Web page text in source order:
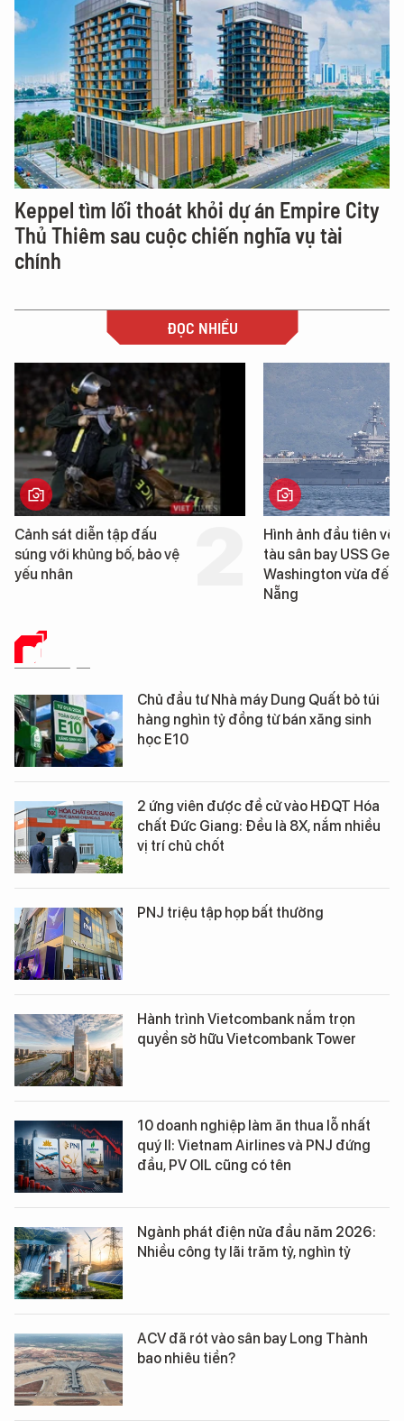
Keppel tìm lối thoát khỏi dự án Empire City
Thủ Thiêm sau cuộc chiến nghĩa vụ tài
chính
ĐỌC NHIỀU
tập đấu
bố, bảo vệ
Hình ảnh đầu tiên về siêu
tàu sân bay USS George
Washington vừa đến Đà
DỮ LIỆU
Chủ đầu tư Nhà máy Dung Quất bỏ túi
hàng nghìn tỷ đồng từ bán xăng sinh
học E10
2 ứng viên được đề cử vào HĐQT Hóa
chất Đức Giang: Đều là 8X, nắm nhiều
vị trí chủ chốt
PNJ triệu tập họp bất thường
Hành trình Vietcombank nắm trọn
quyền sở hữu Vietcombank Tower
10 doanh nghiệp làm ăn thua lỗ nhất
quý II: Vietnam Airlines và PNJ đứng
đầu, PV OIL cũng có tên
Ngành phát điện nửa đầu năm 2026:
Nhiều công ty lãi trăm tỷ, nghìn tỷ
ACV đã rót vào sân bay Long Thành
bao nhiêu tiền?